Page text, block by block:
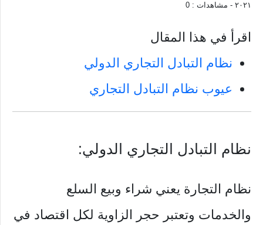
٢٠٢١ - مشاهدات : 0
اقرأ في هذا المقال
نظام التبادل التجاري الدولي
عيوب نظام التبادل التجاري
نظام التبادل التجاري الدولي:
نظام التجارة يعني شراء وبيع السلع
والخدمات وتعتبر حجر الزاوية لكل اقتصاد في